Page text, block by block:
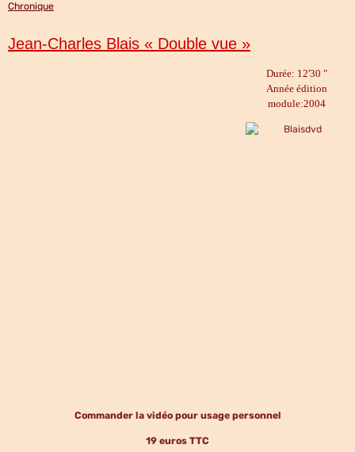
Chronique
Jean-Charles Blais « Double vue »
Durée: 12'30 "
Année édition
module:2004
Commander la vidéo pour usage personnel
19 euros TTC